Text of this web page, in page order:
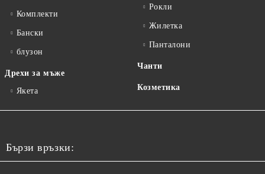
Комплекти
Бански
блузон
Дрехи за мъже
Якета
Рокли
Жилетка
Панталони
Чанти
Козметика
Бързи връзки: